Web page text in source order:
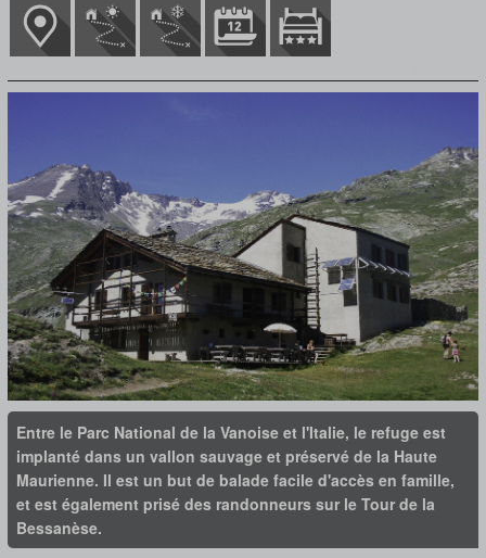
Entre le Parc National de la Vanoise et l'Italie, le refuge est
implanté dans un vallon sauvage et préservé de la Haute
Maurienne. Il est un but de balade facile d'accès en famille,
et est également prisé des randonneurs sur le Tour de la
Bessanèse.